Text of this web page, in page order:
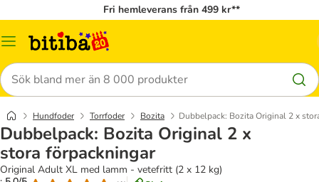
Fri hemleverans från 499 kr**
Meny
Sök
Hundfoder Torrfoder Bozita Dubbelpack: Bozita Original 2 x
Dubbelpack: Bozita Original 2 x
stora förpackningar
Original Adult XL med lamm - vetefritt (2 x 12 kg)